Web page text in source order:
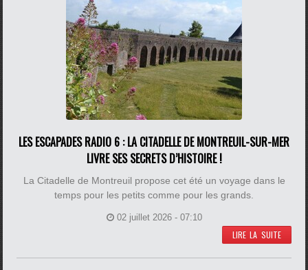
LES ESCAPADES RADIO 6 : LA CITADELLE DE MONTREUIL-SUR-MER
LIVRE SES SECRETS D’HISTOIRE !
La Citadelle de Montreuil propose cet été un voyage dans le
temps pour les petits comme pour les grands.
02 juillet 2026 - 07:10
LIRE LA SUITE